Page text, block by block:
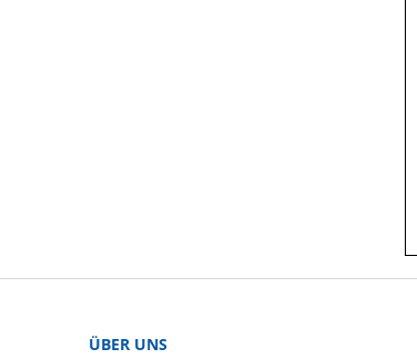
ÜBER UNS